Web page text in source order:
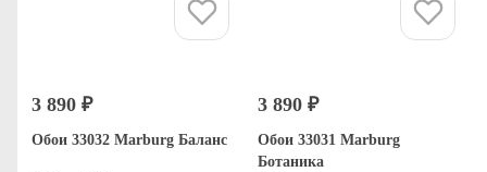
3 890 ₽
Обои 33032 Marburg Баланс
3 890 ₽
Обои 33031 Marburg
Ботаника